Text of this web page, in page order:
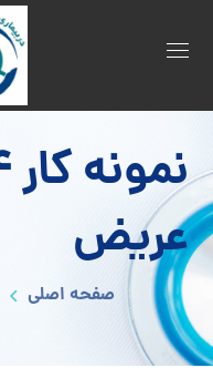
عریض
صفحه اصلی